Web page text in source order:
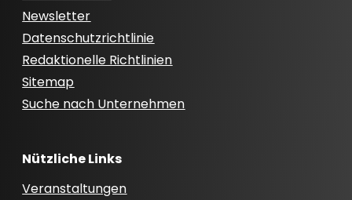
Newsletter
Datenschutzrichtlinie
Redaktionelle Richtlinien
Sitemap
Suche nach Unternehmen
Nützliche Links
Veranstaltungen